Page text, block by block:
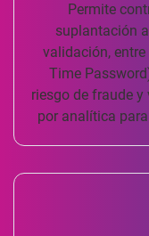
Permite
suplantación
validación, entre
Time
riesgo de fraude
por analítica